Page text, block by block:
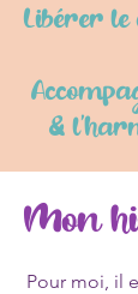
Libérer le
&
Mon
Pour moi, il